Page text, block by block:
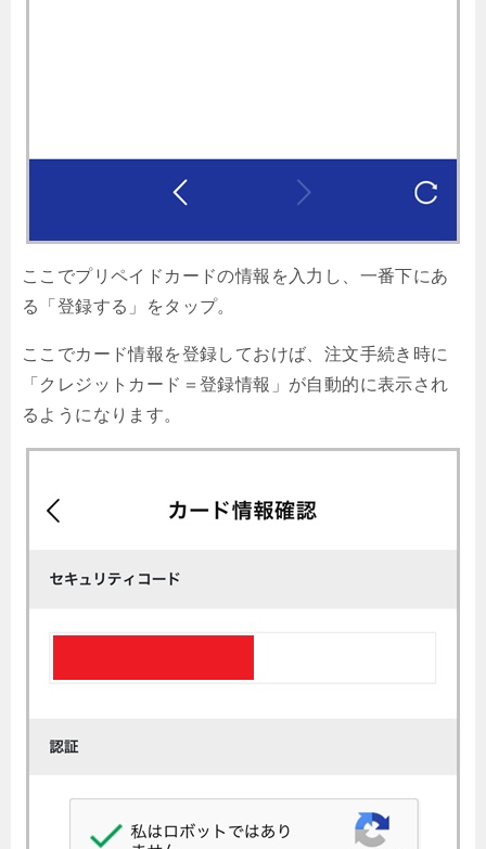
ここでプリペイドカードの情報を入力し、一番下にあ
る「登録する」をタップ。
ここでカード情報を登録しておけば、注文手続き時に
「クレジットカード＝登録情報」が自動的に表示され
るようになります。